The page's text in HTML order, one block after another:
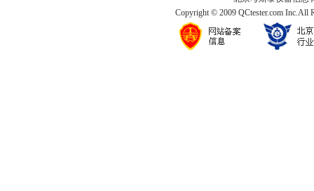
Copyright © 2009 QCtester.com Inc.All